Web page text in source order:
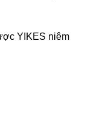
YIKES niêm